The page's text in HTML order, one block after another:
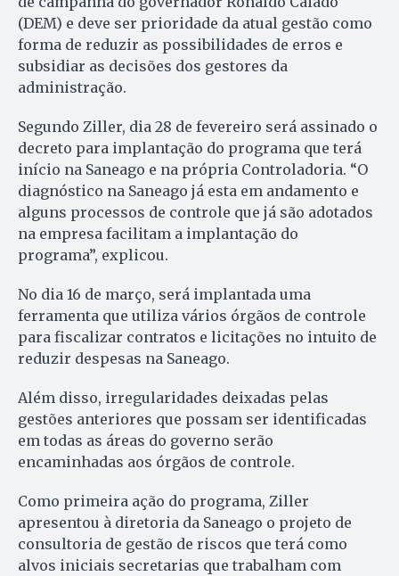
(DEM) e deve ser prioridade da atual gestão como
forma de reduzir as possibilidades de erros e
subsidiar as decisões dos gestores da
administração.
Segundo Ziller, dia 28 de fevereiro será assinado o
decreto para implantação do programa que terá
início na Saneago e na própria Controladoria. “O
diagnóstico na Saneago já esta em andamento e
alguns processos de controle que já são adotados
na empresa facilitam a implantação do
programa”, explicou.
No dia 16 de março, será implantada uma
ferramenta que utiliza vários órgãos de controle
para fiscalizar contratos e licitações no intuito de
reduzir despesas na Saneago.
Além disso, irregularidades deixadas pelas
gestões anteriores que possam ser identificadas
em todas as áreas do governo serão
encaminhadas aos órgãos de controle.
Como primeira ação do programa, Ziller
apresentou à diretoria da Saneago o projeto de
consultoria de gestão de riscos que terá como
alvos iniciais secretarias que trabalham com